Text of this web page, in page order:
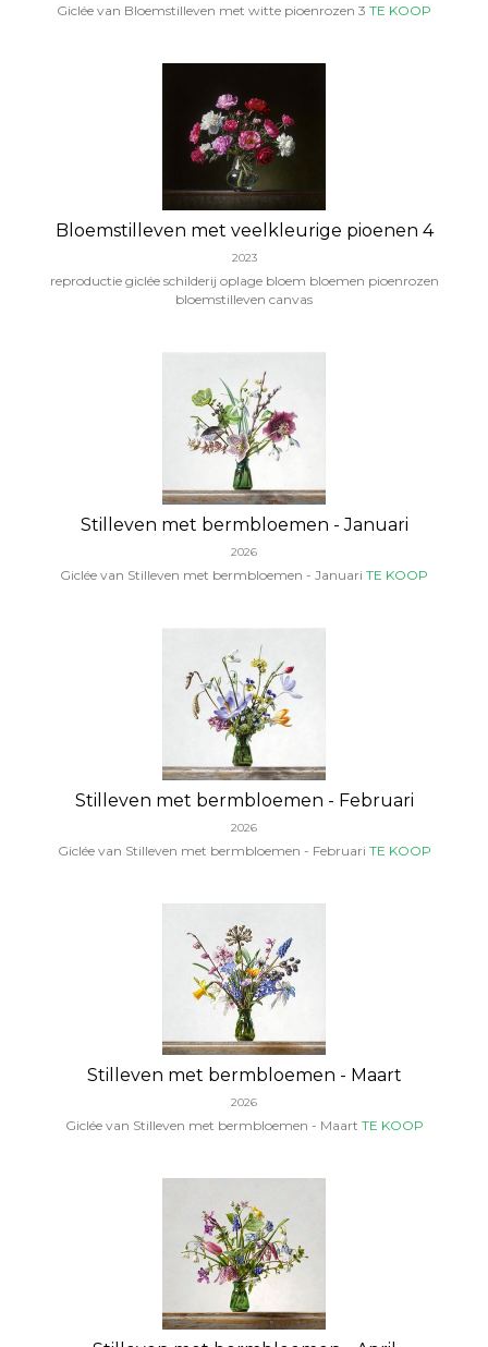
Giclée van Bloemstilleven met witte pioenrozen 3 TE KOOP
Bloemstilleven met veelkleurige pioenen 4
2023
reproductie giclée schilderij oplage bloem bloemen pioenrozen
bloemstilleven canvas
Stilleven met bermbloemen - Januari
2026
Giclée van Stilleven met bermbloemen - Januari TE KOOP
Stilleven met bermbloemen - Februari
2026
Giclée van Stilleven met bermbloemen - Februari TE KOOP
Stilleven met bermbloemen - Maart
2026
Giclée van Stilleven met bermbloemen - Maart TE KOOP